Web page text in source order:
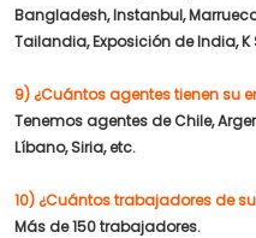
Bangladesh, Instanbul,
Tailandia, Exposición de India, K
9) ¿Cuántos agentes tienen su
Tenemos agentes de Chile,
Líbano, Siria, etc.
10) ¿Cuántos trabajadores de
Más de 150 trabajadores.